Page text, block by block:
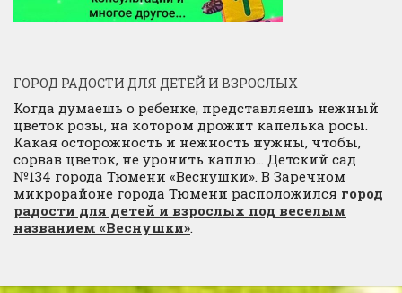
ГОРОД РАДОСТИ ДЛЯ ДЕТЕЙ И ВЗРОСЛЫХ
Когда думаешь о ребенке, представляешь нежный
цветок розы, на котором дрожит капелька росы.
Какая осторожность и нежность нужны, чтобы,
сорвав цветок, не уронить каплю… Детский сад
№134 города Тюмени «Веснушки». В Заречном
микрорайоне города Тюмени расположился город
радости для детей и взрослых под веселым
названием «Веснушки».